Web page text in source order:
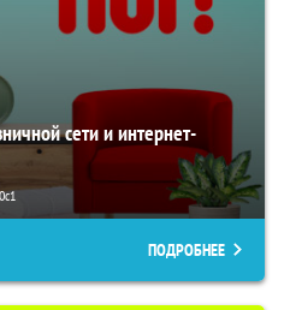
сети и интернет-
ПОДРОБНЕЕ